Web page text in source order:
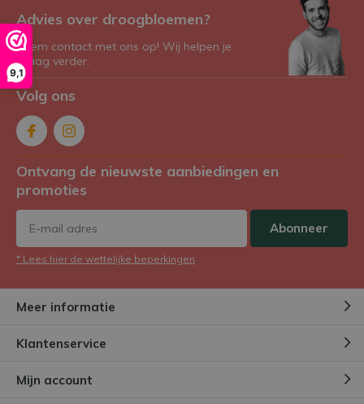
9,1
Advies over droogbloemen?
Neem contact met ons op! Wij helpen je
graag verder.
Volg ons
Ontvang de nieuwste aanbiedingen en
promoties
Abonneer
* Lees hier de wettelijke beperkingen
Meer informatie
Klantenservice
Mijn account